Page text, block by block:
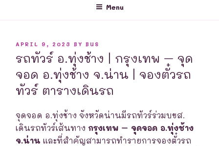
Menu
POSTED
APRIL 9, 2023 BY BUS
รถทัวร์ อ.ทุ่งช้าง | กรุงเทพ – จุด
จอด อ.ทุ่งช้าง จ.น่าน | จองตั๋วรถ
ทัวร์ ตารางเดินรถ
จุดจอด อ.ทุ่งช้าง จังหวัดน่านมีรถทัวร์ร่วมบขส.
เดินรถทัวร์เส้นทาง กรุงเทพ – จุดจอด อ.ทุ่งช้าง
จ.น่าน และที่สำคัญสามารถทำรายการจองตั๋วรถ